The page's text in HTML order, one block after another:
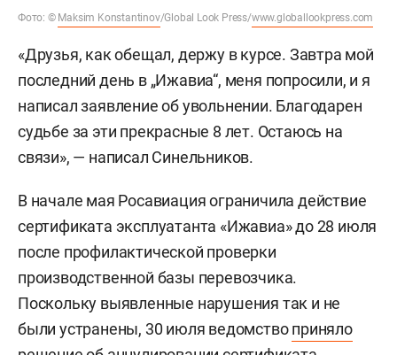
Фото: © Maksim Konstantinov/Global Look Press/www.globallookpress.com
«Друзья, как обещал, держу в курсе. Завтра мой
последний день в „Ижавиа“, меня попросили, и я
написал заявление об увольнении. Благодарен
судьбе за эти прекрасные 8 лет. Остаюсь на
связи», — написал Синельников.
В начале мая Росавиация ограничила действие
сертификата эксплуатанта «Ижавиа» до 28 июля
после профилактической проверки
производственной базы перевозчика.
Поскольку выявленные нарушения так и не
были устранены, 30 июля ведомствоприняло